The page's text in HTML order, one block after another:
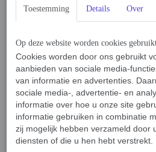
Home › Sport, Spel en Training ›
Bijtproducten Jute
› BamBam Wall Climb
Toestemming Details Over
Op deze website worden cookies
Cookies worden door ons gebruikt
aanbieden van sociale media-
van informatie en advertenties.
sociale media-, advertentie- en
informatie over hoe u onze site
informatie gebruiken in combinatie
zij mogelijk hebben verzameld door
diensten of die u hen hebt verstrekt.